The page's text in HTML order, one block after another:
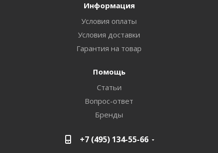
Информация
Условия оплаты
Условия доставки
Гарантия на товар
Помощь
Статьи
Вопрос-ответ
Бренды
+7 (495) 134-55-66